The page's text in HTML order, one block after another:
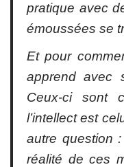
pratique avec
émoussées se
Et pour
apprend avec
Ceux-ci sont
l’intellect est
autre question
réalité de ces